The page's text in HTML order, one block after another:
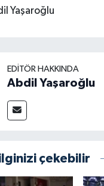
Yaşaroğlu
EDITÖR HAKKINDA
Abdil Yaşaroğlu
çekebilir